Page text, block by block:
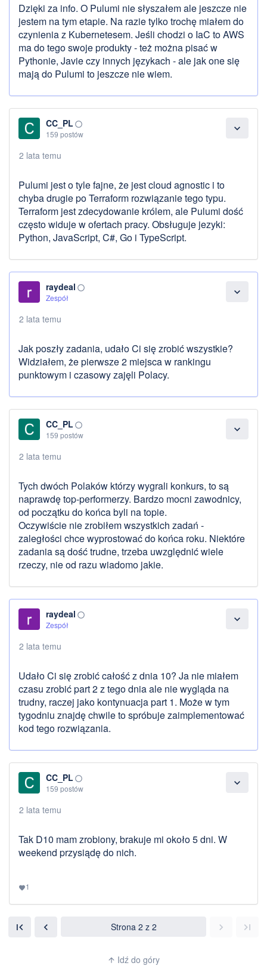
Dzięki za info. O Pulumi nie słyszałem ale jeszcze nie
jestem na tym etapie. Na razie tylko trochę miałem do
czynienia z Kubernetesem. Jeśli chodzi o IaC to AWS
ma do tego swoje produkty - też można pisać w
Pythonie, Javie czy innych językach - ale jak one się
mają do Pulumi to jeszcze nie wiem.
expand_more
CC_PL panorama_fish_eye
159 postów
2 lata temu
Pulumi jest o tyle fajne, że jest cloud agnostic i to
chyba drugie po Terraform rozwiązanie tego typu.
Terraform jest zdecydowanie królem, ale Pulumi dość
często widuje w ofertach pracy. Obsługuje jezyki:
Python, JavaScript, C#, Go i TypeScript.
expand_more
raydeal panorama_fish_eye
Zespół
2 lata temu
Jak poszły zadania, udało Ci się zrobić wszystkie?
Widziałem, że pierwsze 2 miejsca w rankingu
punktowym i czasowy zajęli Polacy.
expand_more
CC_PL panorama_fish_eye
159 postów
2 lata temu
Tych dwóch Polaków którzy wygrali konkurs, to są
naprawdę top-performerzy. Bardzo mocni zawodnicy,
od początku do końca byli na topie.
Oczywiście nie zrobiłem wszystkich zadań -
zaległości chce wyprostować do końca roku. Niektóre
zadania są dość trudne, trzeba uwzględnić wiele
rzeczy, nie od razu wiadomo jakie.
expand_more
raydeal panorama_fish_eye
Zespół
2 lata temu
Udało Ci się zrobić całość z dnia 10? Ja nie miałem
czasu zrobić part 2 z tego dnia ale nie wygląda na
trudny, raczej jako kontynuacja part 1. Może w tym
tygodniu znajdę chwile to spróbuje zaimplementować
kod tego rozwiązania.
expand_more
CC_PL panorama_fish_eye
159 postów
2 lata temu
Tak D10 mam zrobiony, brakuje mi około 5 dni. W
weekend przysiądę do nich.
favorite1
first_page chevron_left Strona 2 z 2 chevron_right last_page
arrow_upward Idź do góry